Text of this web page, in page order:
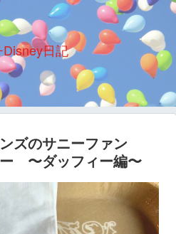
日記
ズのサニーファン
〜ダッフィー編〜